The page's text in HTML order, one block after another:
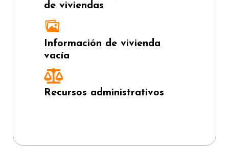
de viviendas
Información de vivienda
vacía
Recursos administrativos